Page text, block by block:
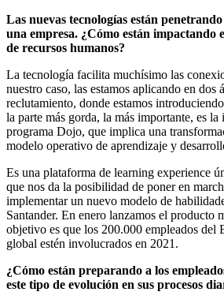
Las nuevas tecnologías están
una empresa. ¿Cómo están impactando
de recursos humanos?
La tecnología facilita muchísimo las
nuestro caso, las estamos aplicando en dos
reclutamiento, donde estamos
la parte más gorda, la más importante, es
programa Dojo, que implica una
modelo operativo de aprendizaje y
Es una plataforma de learning experience
que nos da la posibilidad de poner en
implementar un nuevo modelo de
Santander. En enero lanzamos el producto
objetivo es que los 200.000 empleados del
global estén involucrados en 2021.
¿Cómo están preparando a los
este tipo de evolución en sus procesos